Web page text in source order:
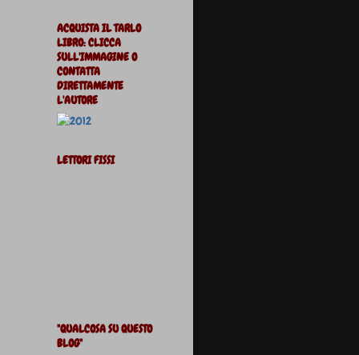
ACQUISTA IL TARLO
LIBRO: CLICCA
SULL'IMMAGINE O
CONTATTA
DIRETTAMENTE
L'AUTORE
LETTORI FISSI
"QUALCOSA SU QUESTO
BLOG"